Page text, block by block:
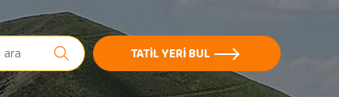
TATIL YERI BUL